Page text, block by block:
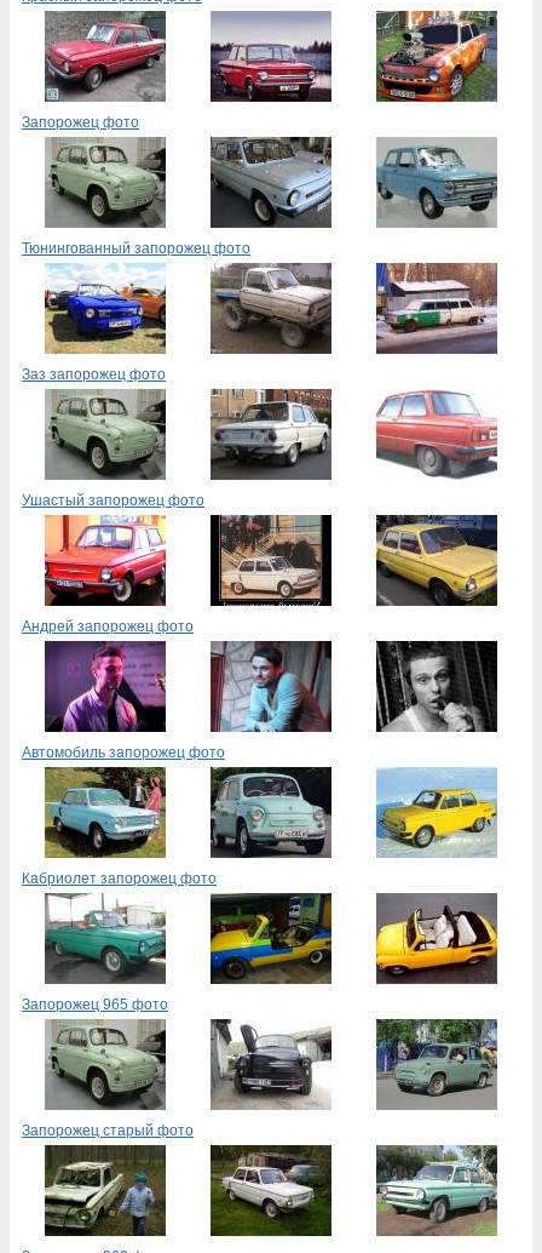
Запорожец фото
Тюнингованный запорожец фото
Заз запорожец фото
Ушастый запорожец фото
Андрей запорожец фото
Автомобиль запорожец фото
Кабриолет запорожец фото
Запорожец 965 фото
Запорожец старый фото